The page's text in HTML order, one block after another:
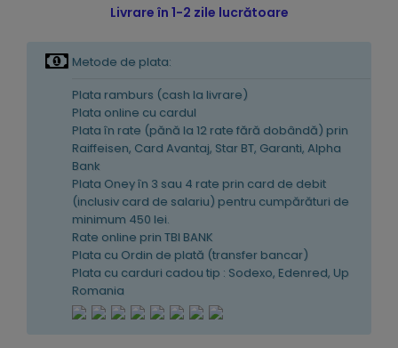
Livrare în 1-2 zile lucrătoare
Metode de plata:
Plata ramburs (cash la livrare)
Plata online cu cardul
Plata în rate (pănă la 12 rate fără dobândă) prin
Raiffeisen, Card Avantaj, Star BT, Garanti, Alpha
Bank
Plata Oney în 3 sau 4 rate prin card de debit
(inclusiv card de salariu) pentru cumpărături de
minimum 450 lei.
Rate online prin TBI BANK
Plata cu Ordin de plată (transfer bancar)
Plata cu carduri cadou tip : Sodexo, Edenred, Up
Romania